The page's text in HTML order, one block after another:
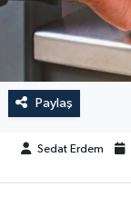
Paylaş
Sedat Erdem